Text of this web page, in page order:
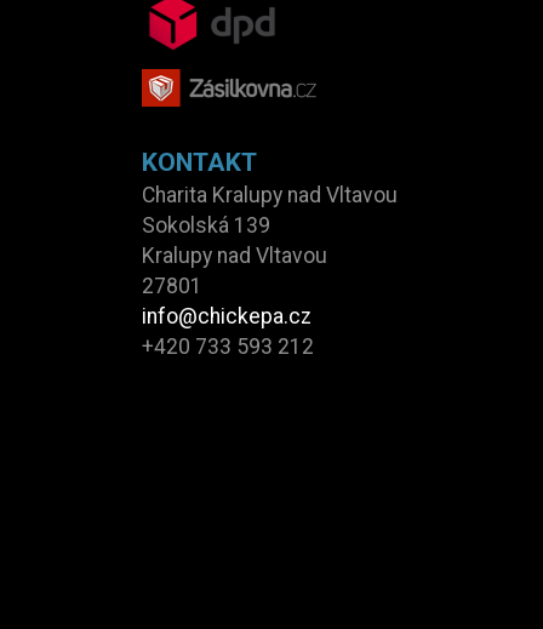
KONTAKT
Charita Kralupy nad Vltavou
Sokolská 139
Kralupy nad Vltavou
27801
info@chickepa.cz
+420 733 593 212